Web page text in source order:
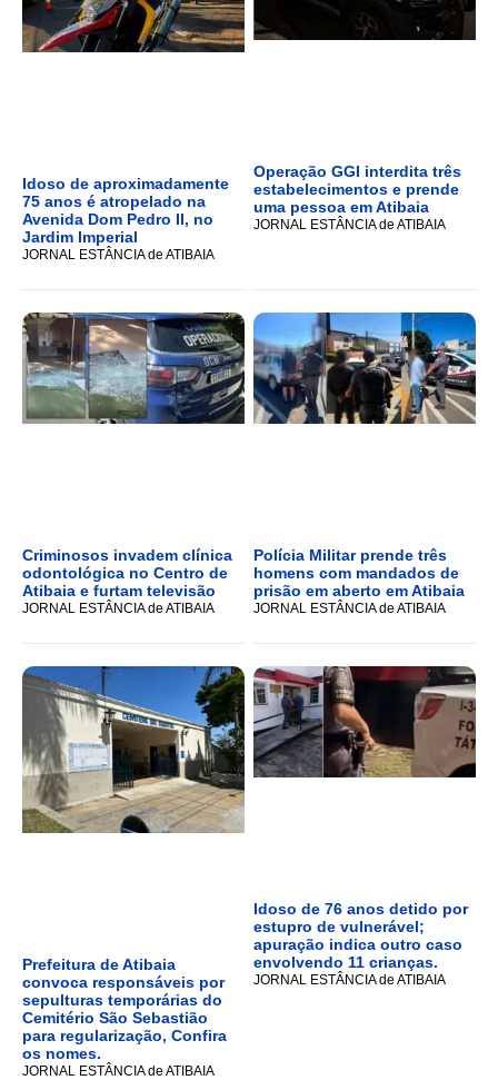
Idoso de aproximadamente
75 anos é atropelado na
Avenida Dom Pedro II, no
Jardim Imperial
JORNAL ESTÂNCIA de ATIBAIA
Operação GGI interdita três
estabelecimentos e prende
uma pessoa em Atibaia
JORNAL ESTÂNCIA de ATIBAIA
Criminosos invadem clínica
odontológica no Centro de
Atibaia e furtam televisão
JORNAL ESTÂNCIA de ATIBAIA
Polícia Militar prende três
homens com mandados de
prisão em aberto em Atibaia
JORNAL ESTÂNCIA de ATIBAIA
Prefeitura de Atibaia
convoca responsáveis por
sepulturas temporárias do
Cemitério São Sebastião
para regularização, Confira
os nomes.
JORNAL ESTÂNCIA de ATIBAIA
Idoso de 76 anos detido por
estupro de vulnerável;
apuração indica outro caso
envolvendo 11 crianças.
JORNAL ESTÂNCIA de ATIBAIA